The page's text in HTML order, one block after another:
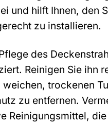
und hilft Ihnen, den
zu installieren.
des
Reinigen Sie ihn
weichen, trockenen
zu entfernen.
Reinigungsmittel,